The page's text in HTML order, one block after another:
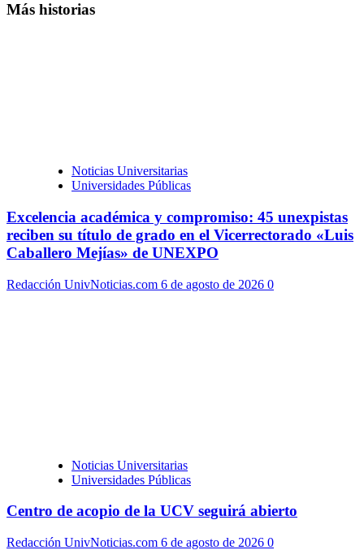
Más historias
Noticias Universitarias
Universidades Públicas
Excelencia académica y compromiso: 45 unexpistas
reciben su título de grado en el Vicerrectorado «Luis
Caballero Mejías» de UNEXPO
Redacción UnivNoticias.com 6 de agosto de 2026 0
Noticias Universitarias
Universidades Públicas
Centro de acopio de la UCV seguirá abierto
Redacción UnivNoticias.com 6 de agosto de 2026 0